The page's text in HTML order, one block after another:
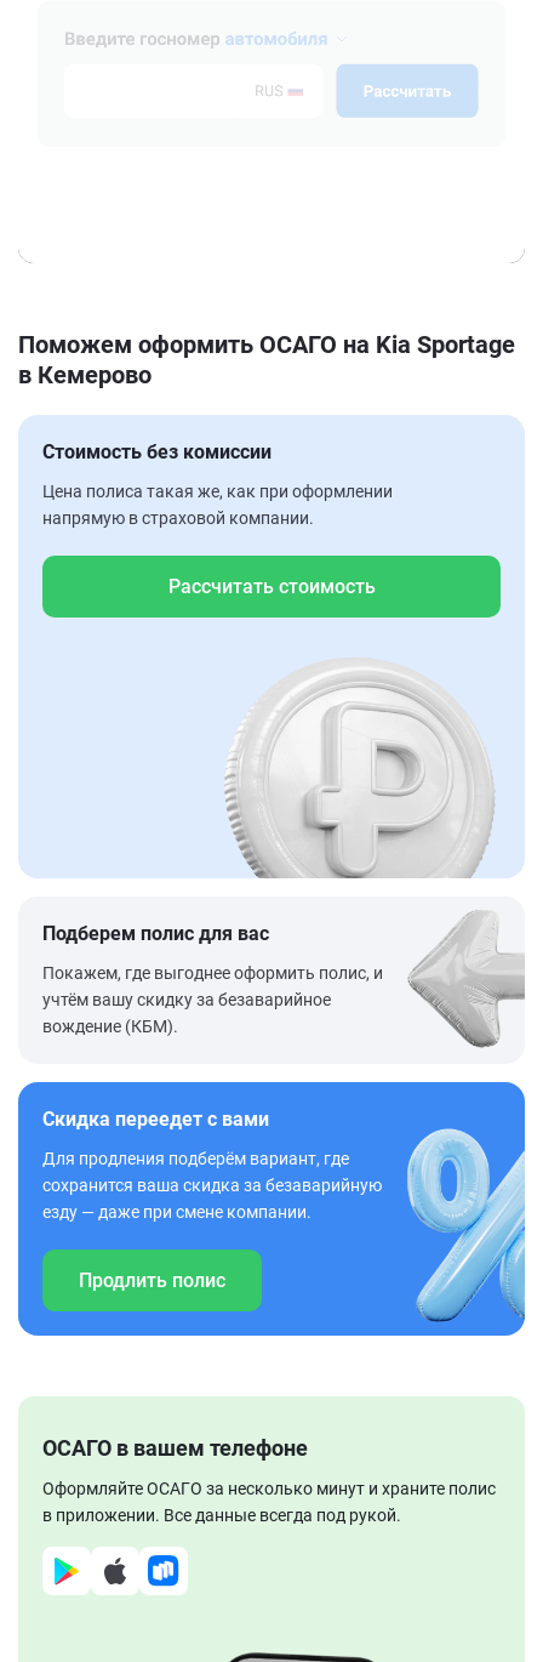
Поможем оформить ОСАГО на Kia Sportage
в Кемерово
Стоимость без комиссии
Цена полиса такая же, как при оформлении
напрямую в страховой компании.
Рассчитать стоимость
Подберем полис для вас
Покажем, где выгоднее оформить полис, и
учтём вашу скидку за безаварийное
вождение (КБМ).
Скидка переедет с вами
Для продления подберём вариант, где
сохранится ваша скидка за безаварийную
езду — даже при смене компании.
Продлить полис
ОСАГО в вашем телефоне
Оформляйте ОСАГО за несколько минут и храните полис
в приложении. Все данные всегда под рукой.